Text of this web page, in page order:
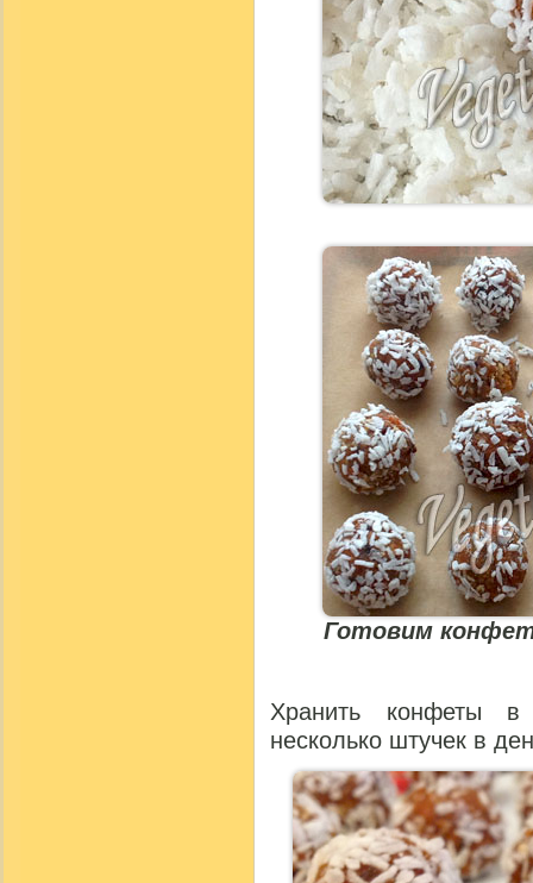
Готовим
Хранить конфеты
несколько штучек в